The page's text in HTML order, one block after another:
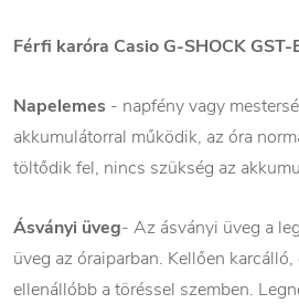
Férfi karóra Casio G-SHOCK
Napelemes - napfény vagy
akkumulátorral működik, az óra
töltődik fel, nincs szükség az
Ásványi üveg- Az ásványi üveg a
üveg az óraiparban. Kellően
ellenállóbb a töréssel szemben.